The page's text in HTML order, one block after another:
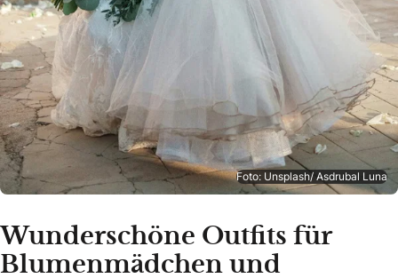
Foto: Unsplash/ Asdrubal Luna
Wunderschöne Outfits für
Blumenmädchen und